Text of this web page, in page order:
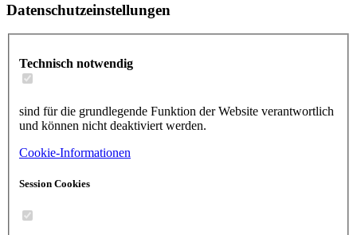
Datenschutzeinstellungen
Technisch notwendig
sind für die grundlegende Funktion der Website verantwortlich
und können nicht deaktiviert werden.
Cookie-Informationen
Session Cookies